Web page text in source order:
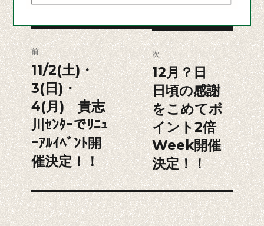
投
稿
ナ
ビ
ゲ
ー
シ
ョ
前
前
の
投
稿:
11/2(土)・
3(日)・
4(月) 貴志
川ｾﾝﾀｰでﾘﾆｭ
ｰｱﾙｲﾍﾞﾝﾄ開
催決定！！
次
次
の
投
稿:
12月？日
日頃の感謝
をこめてポ
イント2倍
Week開催
決定！！